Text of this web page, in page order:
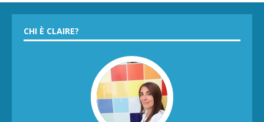
CHI È CLAIRE?